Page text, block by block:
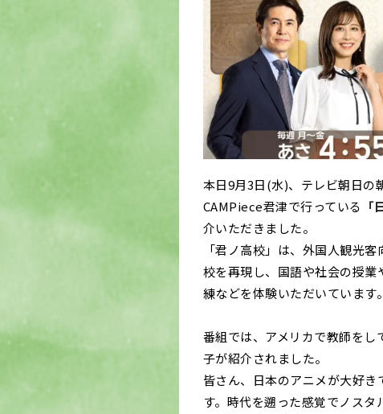
本日9月3日(水)、テレビ朝日の
CAMPiece君津で行っている
介いただきました。
「君ノ高校」は、外国人観光
校を再現し、国語や社会の授
練などを体験いただいています。
番組では、アメリカで教師を
子が紹介されました。
皆さん、日本のアニメが大好
す。時代を遡った感覚でノス